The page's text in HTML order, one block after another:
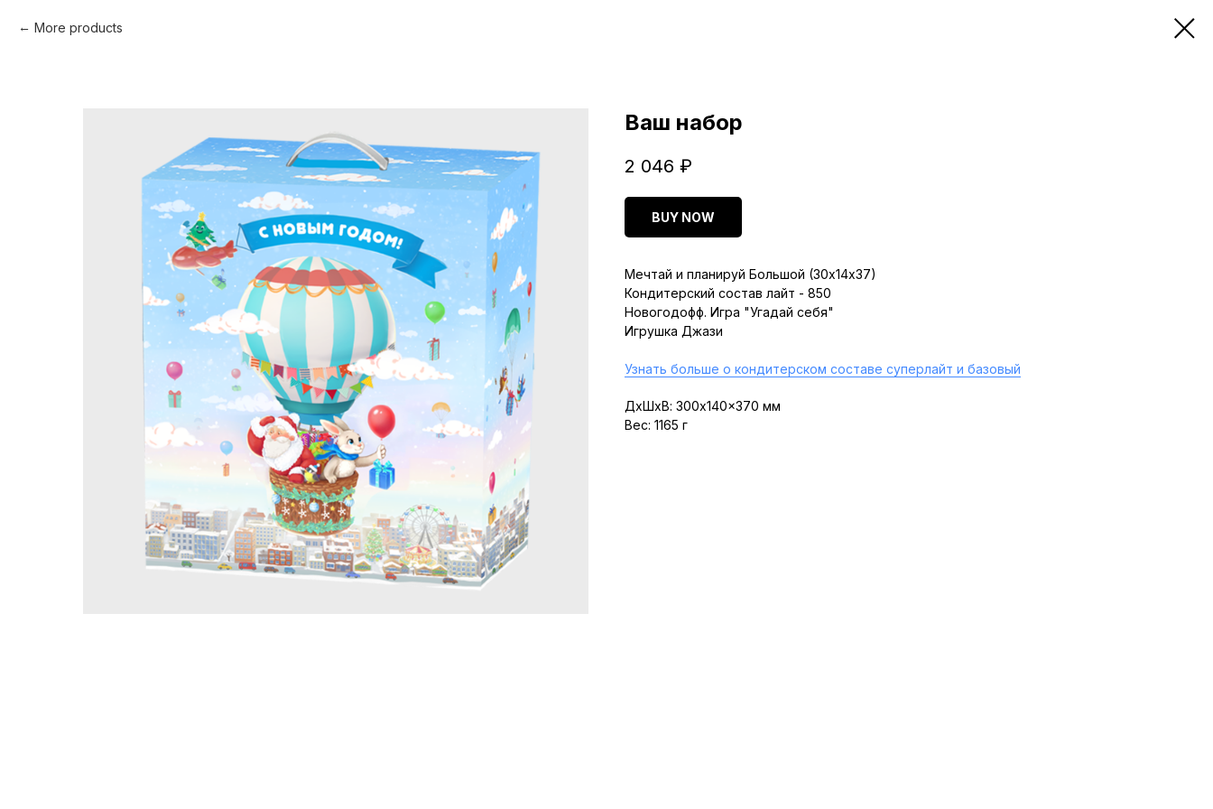
More products
Ваш набор
2 046 ₽
BUY NOW
Мечтай и планируй Большой (30х14х37)
Кондитерский состав лайт - 850
Новогодофф. Игра "Угадай себя"
Игрушка Джази
Узнать больше о кондитерском составе суперлайт и базовый
ДxШxВ: 300x140x370 мм
Вес: 1165 г